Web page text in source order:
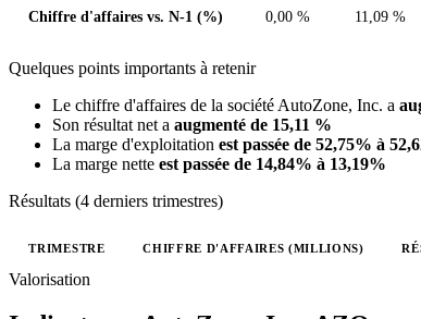
Chiffre d'affaires vs. N-1 (%) 0,00 % 11,09 %
Quelques points importants à retenir
Le chiffre d'affaires de la société AutoZone, Inc. a
Son résultat net a augmenté de 15,11 %
La marge d'exploitation est passée de 52,75% à
La marge nette est passée de 14,84% à 13,19%
Résultats (4 derniers trimestres)
Valeurs trimestrielles en millions (dollar des États-Unis)
TRIMESTRE CHIFFRE D'AFFAIRES (MILLIONS)
Valorisation